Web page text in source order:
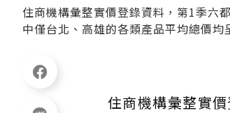
住商機構彙整實價登錄資料，第1季六
中僅台北、高雄的各類產品平均總價
住商機構彙整實